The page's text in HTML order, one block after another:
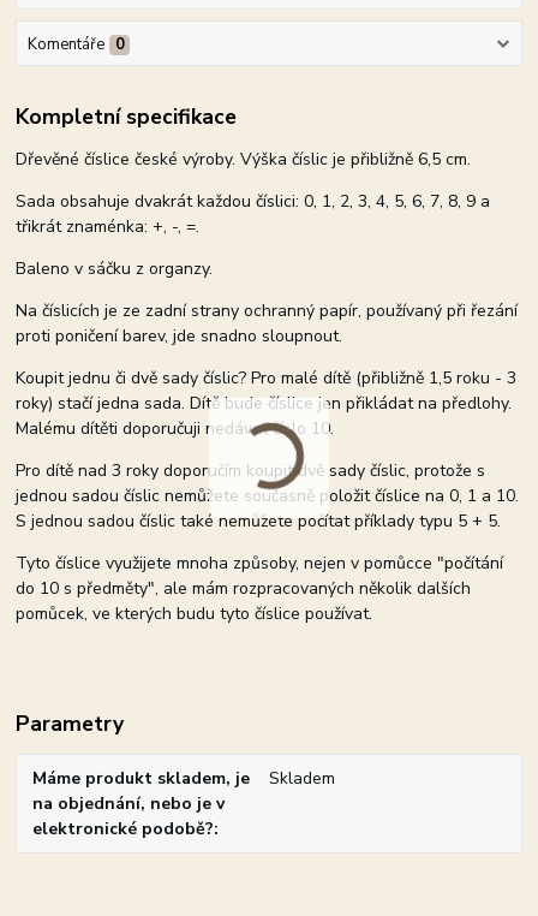
Komentáře 0
Kompletní specifikace
Dřevěné číslice české výroby. Výška číslic je přibližně 6,5 cm.
Sada obsahuje dvakrát každou číslici: 0, 1, 2, 3, 4, 5, 6, 7, 8, 9 a
třikrát znaménka: +, -, =.
Baleno v sáčku z organzy.
Na číslicích je ze zadní strany ochranný papír, používaný při řezání
proti poničení barev, jde snadno sloupnout.
Koupit jednu či dvě sady číslic? Pro malé dítě (přibližně 1,5 roku - 3
roky) stačí jedna sada. Dítě bude číslice jen přikládat na předlohy.
Malému dítěti doporučuji nedávat číslo 10.
Pro dítě nad 3 roky doporučím koupit dvě sady číslic, protože s
jednou sadou číslic nemůžete současně položit číslice na 0, 1 a 10.
S jednou sadou číslic také nemůžete počítat příklady typu 5 + 5.
Tyto číslice využijete mnoha způsoby, nejen v pomůcce "počítání
do 10 s předměty", ale mám rozpracovaných několik dalších
pomůcek, ve kterých budu tyto číslice používat.
Parametry
Máme produkt skladem, je
na objednání, nebo je v
elektronické podobě?
Skladem